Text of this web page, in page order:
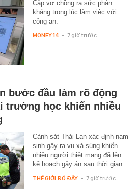
Cặp vợ chồng ra sức phản
kháng trong lúc làm việc với
công an.
MONEY.14 - 7 giờ trước
bước đầu làm rõ động
trường học khiến nhiều
Cảnh sát Thái Lan xác định nam
sinh gây ra vụ xả súng khiến
nhiều người thiệt mạng đã lên
kế hoạch gây án sau thời gian…
THẾ GIỚI ĐÓ ĐÂY - 7 giờ trước